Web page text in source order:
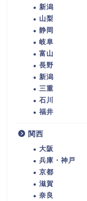
新潟
山梨
静岡
岐阜
富山
長野
新潟
三重
石川
福井
関西
大阪
兵庫・神戸
京都
滋賀
奈良